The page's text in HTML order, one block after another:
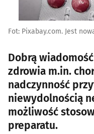
Fot: Pixabay.com. Jest
Dobrą
zdrowia m.in.
nadczynność
niewydolnością
możliwość
preparatu.